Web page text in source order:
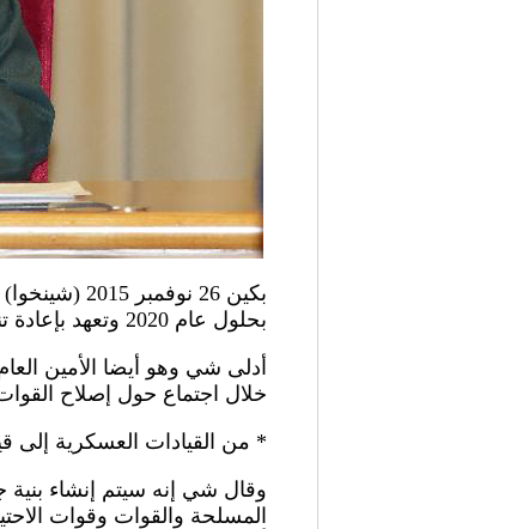
بكين 26
بحلول عام 2020 وتعهد بإعادة تنظيم بنية الإدارة العسكرية الحالية ومناطق القيادة العسكرية.
أدلى شي وهو أيضا الأمين
خلال اجتماع حول إصلاح القوات
* من القيادات العسكرية إلى
وقال شي إنه سيتم إنشاء بنية
المسلحة والقوات وقوات